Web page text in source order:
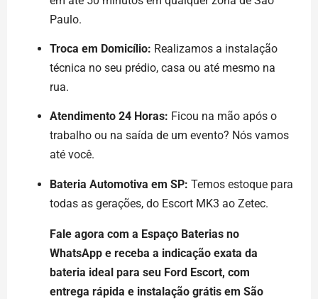
Paulo.
Troca em Domicílio: Realizamos a instalação
técnica no seu prédio, casa ou até mesmo na
rua.
Atendimento 24 Horas: Ficou na mão após o
trabalho ou na saída de um evento? Nós vamos
até você.
Bateria Automotiva em SP: Temos estoque para
todas as gerações, do Escort MK3 ao Zetec.
Fale agora com a Espaço Baterias no
WhatsApp e receba a indicação exata da
bateria ideal para seu Ford Escort, com
entrega rápida e instalação grátis em São